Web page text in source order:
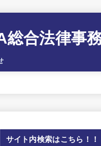
総合法律事
サイト内検索はこちら！！